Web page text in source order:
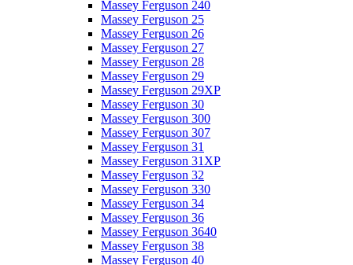
Massey Ferguson 240
Massey Ferguson 25
Massey Ferguson 26
Massey Ferguson 27
Massey Ferguson 28
Massey Ferguson 29
Massey Ferguson 29XP
Massey Ferguson 30
Massey Ferguson 300
Massey Ferguson 307
Massey Ferguson 31
Massey Ferguson 31XP
Massey Ferguson 32
Massey Ferguson 330
Massey Ferguson 34
Massey Ferguson 36
Massey Ferguson 3640
Massey Ferguson 38
Massey Ferguson 40